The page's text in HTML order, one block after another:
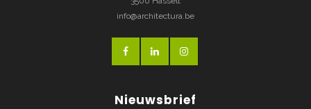
info@architectura.be
Nieuwsbrief